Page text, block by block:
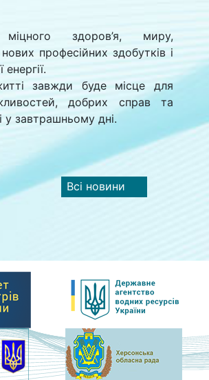
здоров’я, миру,
професійних здобутків і
завжди буде місце для
добрих справ та
у завтрашньому дні.
Всі новини